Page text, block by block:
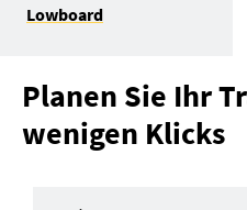
Lowboard
Planen Sie Ihr
wenigen Klicks